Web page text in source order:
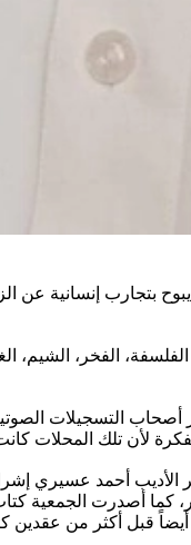
بتجارب إنسانية عن
الفخر، الشيم،
التسجيلات
الأديب أحمد عسيري
أصدرت الجمعية